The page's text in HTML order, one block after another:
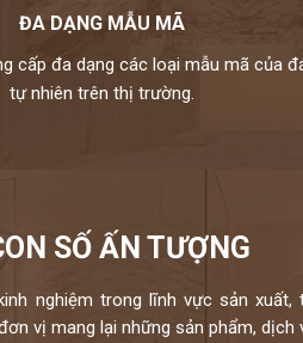
ĐA DẠNG MẪU MÃ
cấp đa dạng các loại mẫu mã của
tự nhiên trên thị trường.
SỐ ẤN TƯỢNG
nghiệm trong lĩnh vực sản
vị mang lại những sản phẩm,